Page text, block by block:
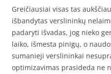
Greičiausiai visas tas
išbandytas verslininkų
padaryti išvadas, jog nieko
laiko, išmesta pinigų, o
sumanieji verslininkai
optimizavimas prasideda ne